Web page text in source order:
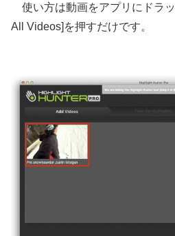
使い方は動画をアプリにドラ
All Videos]を押すだけです。